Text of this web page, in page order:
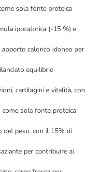
sola fonte proteica
ipocalorica (-15 %) e
calorico idoneo per
equilibrio
cartilagini e vitalità, con
sola fonte proteica
del peso, con il 15% di
per contribuire al